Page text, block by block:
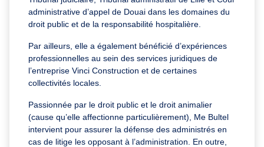
administrative d’appel de Douai dans les domaines du
droit public et de la responsabilité hospitalière.
Par ailleurs, elle a également bénéficié d’expériences
professionnelles au sein des services juridiques de
l’entreprise Vinci Construction et de certaines
collectivités locales.
Passionnée par le droit public et le droit animalier
(cause qu’elle affectionne particulièrement), Me Bultel
intervient pour assurer la défense des administrés en
cas de litige les opposant à l’administration. En outre,